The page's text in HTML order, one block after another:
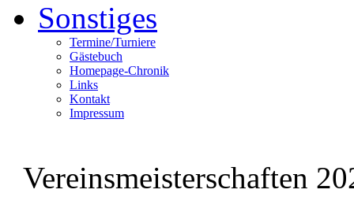
Sonstiges
Termine/Turniere
Gästebuch
Homepage-Chronik
Links
Kontakt
Impressum
Vereinsmeisterschaften